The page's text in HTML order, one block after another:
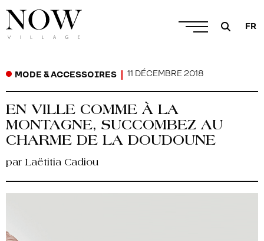
FR
MODE & ACCESSOIRES 11 DÉCEMBRE 2018
EN VILLE COMME À LA
MONTAGNE, SUCCOMBEZ AU
CHARME DE LA DOUDOUNE
par Laëtitia Cadiou